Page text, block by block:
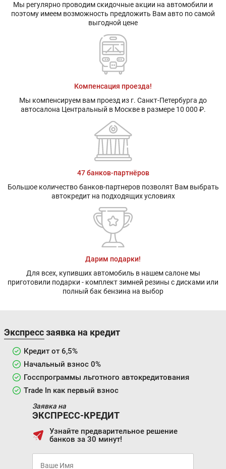
Мы регулярно проводим скидочные акции на автомобили и
поэтому имеем возможность предложить Вам авто по самой
выгодной цене
Компенсация проезда!
Мы компенсируем вам проезд из г. Санкт-Петербурга до
автосалона Центральный в Москве в размере 10 000 ₽.
47 банков-партнёров
Большое количество банков-партнеров позволят Вам выбрать
автокредит на подходящих условиях
Дарим подарки!
Для всех, купивших автомобиль в нашем салоне мы
приготовили подарки - комплект зимней резины с дисками или
полный бак бензина на выбор
Экспресс заявка на кредит
Кредит от 6,5%
Начальный взнос 0%
Госспрограммы льготного автокредитования
Trade In как первый взнос
Заявка на
ЭКСПРЕСС-КРЕДИТ
Узнайте предварительное решение
банков за 30 минут!